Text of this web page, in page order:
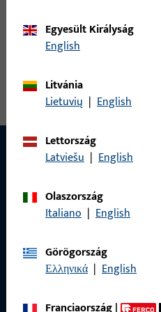
hajlított zárólemez
Egyesült Királyság
English
Litvánia
Lietuvių | English
Lettország
Latviešu | English
Olaszország
Italiano | English
Görögország
Ελληνικά | English
Franciaország|